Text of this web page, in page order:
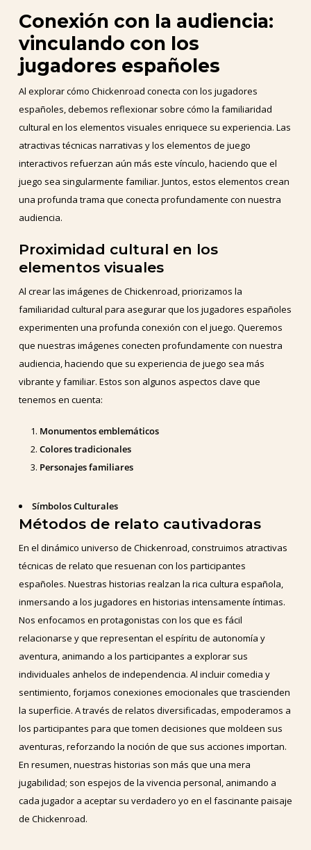
Conexión con la audiencia:
vinculando con los
jugadores españoles
Al explorar cómo Chickenroad conecta con los jugadores
españoles, debemos reflexionar sobre cómo la familiaridad
cultural en los elementos visuales enriquece su experiencia. Las
atractivas técnicas narrativas y los elementos de juego
interactivos refuerzan aún más este vínculo, haciendo que el
juego sea singularmente familiar. Juntos, estos elementos crean
una profunda trama que conecta profundamente con nuestra
audiencia.
Proximidad cultural en los
elementos visuales
Al crear las imágenes de Chickenroad, priorizamos la
familiaridad cultural para asegurar que los jugadores españoles
experimenten una profunda conexión con el juego. Queremos
que nuestras imágenes conecten profundamente con nuestra
audiencia, haciendo que su experiencia de juego sea más
vibrante y familiar. Estos son algunos aspectos clave que
tenemos en cuenta:
Monumentos emblemáticos
Colores tradicionales
Personajes familiares
Símbolos Culturales
Métodos de relato cautivadoras
En el dinámico universo de Chickenroad, construimos atractivas
técnicas de relato que resuenan con los participantes
españoles. Nuestras historias realzan la rica cultura española,
inmersando a los jugadores en historias intensamente íntimas.
Nos enfocamos en protagonistas con los que es fácil
relacionarse y que representan el espíritu de autonomía y
aventura, animando a los participantes a explorar sus
individuales anhelos de independencia. Al incluir comedia y
sentimiento, forjamos conexiones emocionales que trascienden
la superficie. A través de relatos diversificadas, empoderamos a
los participantes para que tomen decisiones que moldeen sus
aventuras, reforzando la noción de que sus acciones importan.
En resumen, nuestras historias son más que una mera
jugabilidad; son espejos de la vivencia personal, animando a
cada jugador a aceptar su verdadero yo en el fascinante paisaje
de Chickenroad.